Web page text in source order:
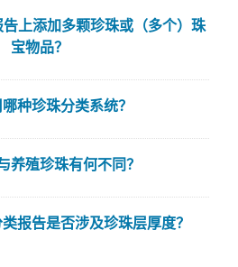
上添加多颗珍珠或（多个）珠
宝物品？
种珍珠分类系统？
养殖珍珠有何不同？
报告是否涉及珍珠层厚度？